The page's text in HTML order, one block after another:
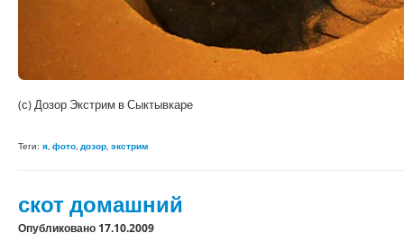
(с) Дозор Экстрим в Сыктывкаре
Теги: я фото дозор экстрим
скот домашний
Опубликовано 17.10.2009